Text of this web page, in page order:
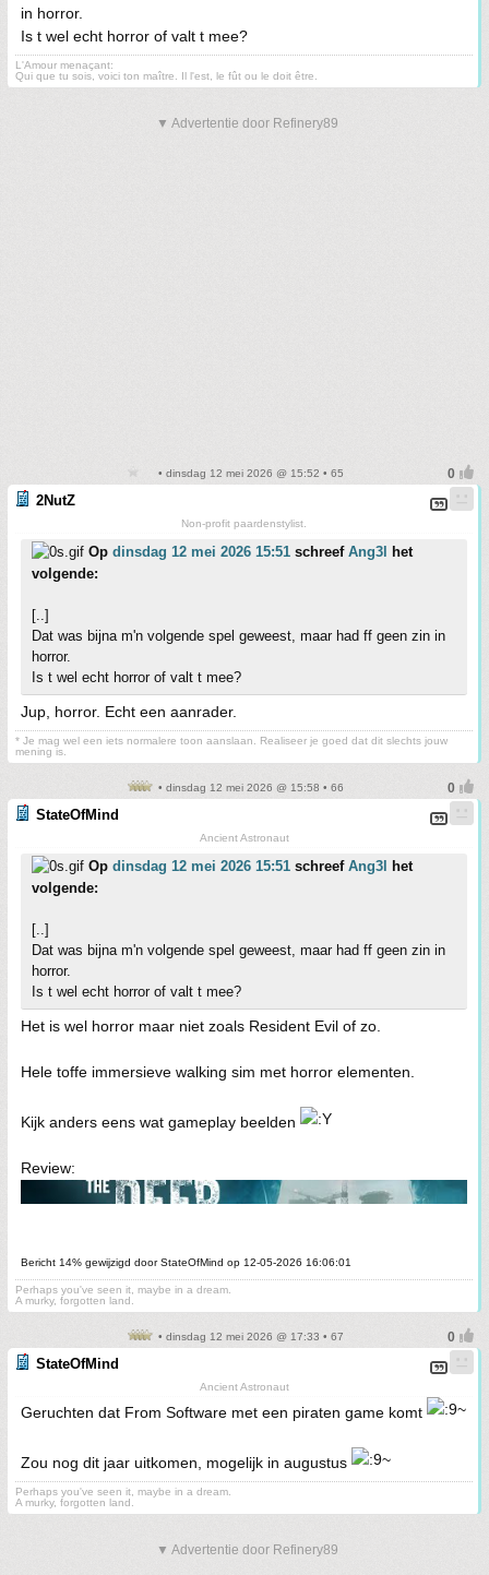
in horror.
Is t wel echt horror of valt t mee?
L'Amour menaçant:
Qui que tu sois, voici ton maître. Il l'est, le fût ou le doit être.
▼ Advertentie door Refinery89
• dinsdag 12 mei 2026 @ 15:52 • 65
2NutZ
Non-profit paardenstylist.
Op dinsdag 12 mei 2026 15:51 schreef Ang3l
het
volgende:
[..]
Dat was bijna m'n volgende spel geweest, maar had ff geen zin in
horror.
Is t wel echt horror of valt t mee?
Jup, horror. Echt een aanrader.
* Je mag wel een iets normalere toon aanslaan. Realiseer je goed dat dit slechts jouw
mening is.
• dinsdag 12 mei 2026 @ 15:58 • 66
StateOfMind
Ancient Astronaut
Op dinsdag 12 mei 2026 15:51 schreef Ang3l
het
volgende:
[..]
Dat was bijna m'n volgende spel geweest, maar had ff geen zin in
horror.
Is t wel echt horror of valt t mee?
Het is wel horror maar niet zoals Resident Evil of zo.
Hele toffe immersieve walking sim met horror elementen.
Kijk anders eens wat gameplay beelden
Review:
Bericht 14% gewijzigd door StateOfMind op 12-05-2026 16:06:01
Perhaps you've seen it, maybe in a dream.
A murky, forgotten land.
• dinsdag 12 mei 2026 @ 17:33 • 67
StateOfMind
Ancient Astronaut
Geruchten dat From Software met een piraten game komt
Zou nog dit jaar uitkomen, mogelijk in augustus
Perhaps you've seen it, maybe in a dream.
A murky, forgotten land.
▼ Advertentie door Refinery89